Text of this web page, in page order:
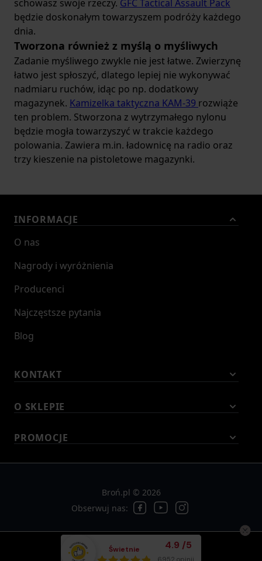
widzisz, organizery mają świetne, wszechstronne
zastosowanie.
Wybierz organizer terenowy dla siebie
Porządek podczas wycieczek czy biwaków sprzyja
czerpaniu przyjemności z podróży. Znalezienie
odpowiedniegoorganizera terenowegopomoże
Ci zadbać o przyjemność i komfort wypadu w
dzikie tereny. Ci, którzy mają największe
doświadczenie w survivalu wiedzą, że
bezpieczeństwo jest ważniejsze od wszelkich
wrażeń. Zadbaj więc o siebie i znajomych w czasie
wycieczek terenowych, stosującorganizery
schowasz swoje rzeczy. GFC Tactical Assault Pack
będzie doskonałym towarzyszem podróży każdego
dnia.
Tworzona również z myślą o myśliwych
Zadanie myśliwego zwykle nie jest łatwe. Zwierzynę
łatwo jest spłoszyć, dlatego lepiej nie wykonywać
nadmiaru ruchów, idąc po np. dodatkowy
magazynek. Kamizelka taktyczna KAM-39 rozwiąże
ten problem. Stworzona z wytrzymałego nylonu
będzie mogła towarzyszyć w trakcie każdego
polowania. Zawiera m.in. ładownicę na radio oraz
trzy kieszenie na pistoletowe magazynki.
Świetnie Średnia ocena
4.9 /5
Łącznie opinii:
6952 opinii
INFORMACJE
O nas
Nagrody i wyróżnienia
Producenci
Najczęstsze pytania
Blog
KONTAKT
O SKLEPIE
PROMOCJE
Broń.pl © 2026
Obserwuj nas: